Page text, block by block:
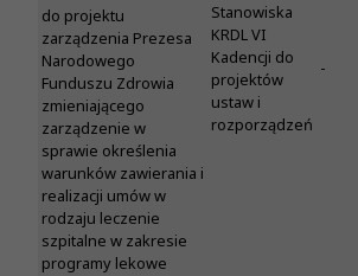
do projektu
zarządzenia Prezesa
Narodowego
Funduszu Zdrowia
zmieniającego
zarządzenie w
sprawie określenia
warunków zawierania i
realizacji umów w
rodzaju leczenie
szpitalne w zakresie
programy lekowe
Stanowiska
KRDL VI
Kadencji do
projektów
ustaw i
rozporządzeń
-